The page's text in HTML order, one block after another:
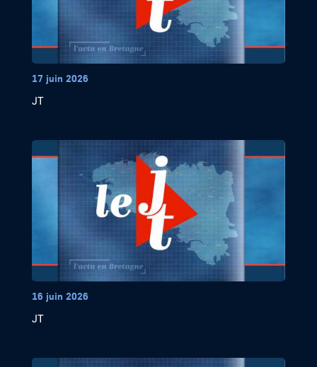
17 juin 2026
JT
16 juin 2026
JT